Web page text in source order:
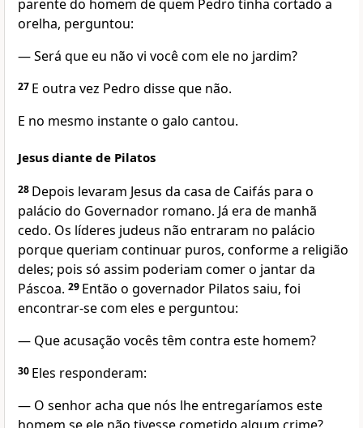
parente do homem de quem Pedro tinha cortado a
orelha, perguntou:
— Será que eu não vi você com ele no jardim?
27 E outra vez Pedro disse que não.
E no mesmo instante o galo cantou.
Jesus diante de Pilatos
28 Depois levaram Jesus da casa de Caifás para o
palácio do Governador romano. Já era de manhã
cedo. Os líderes judeus não entraram no palácio
porque queriam continuar puros, conforme a religião
deles; pois só assim poderiam comer o jantar da
Páscoa. 29 Então o governador Pilatos saiu, foi
encontrar-se com eles e perguntou:
— Que acusação vocês têm contra este homem?
30 Eles responderam:
— O senhor acha que nós lhe entregaríamos este